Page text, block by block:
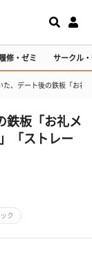
修・ゼミ サークル
た、デート後の鉄板「お礼
鉄板「お礼メ
「ストレー
ク